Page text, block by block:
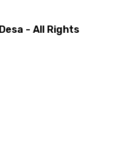
- All Rights